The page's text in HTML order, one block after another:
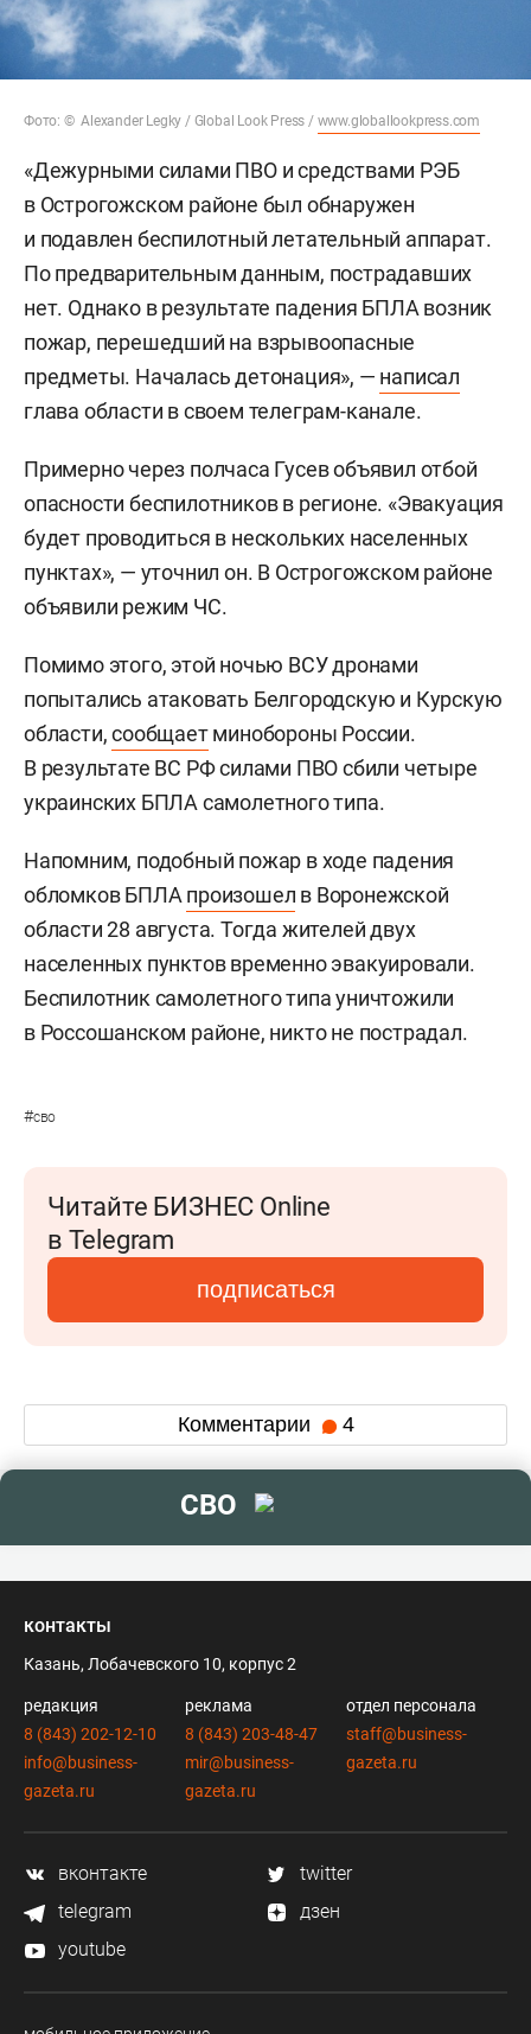
Фото: © Alexander Legky / Global Look Press / www.globallookpress.com
«Дежурными силами ПВО и средствами РЭБ
в Острогожском районе был обнаружен
и подавлен беспилотный летательный аппарат.
По предварительным данным, пострадавших
нет. Однако в результате падения БПЛА возник
пожар, перешедший на взрывоопасные
предметы. Началась детонация», — написал
глава области в своем телеграм-канале.
Примерно через полчаса Гусев объявил отбой
опасности беспилотников в регионе. «Эвакуация
будет проводиться в нескольких населенных
пунктах», — уточнил он. В Острогожском районе
объявили режим ЧС.
Помимо этого, этой ночью ВСУ дронами
попытались атаковать Белгородскую и Курскую
области,сообщаетминобороны России.
В результате ВС РФ силами ПВО сбили четыре
украинских БПЛА самолетного типа.
Напомним, подобный пожар в ходе падения
обломков БПЛА произошел в Воронежской
области 28 августа. Тогда жителей двух
населенных пунктов временно эвакуировали.
Беспилотник самолетного типа уничтожили
в Россошанском районе, никто не пострадал.
#сво
Читайте БИЗНЕС Online
в Telegram
подписаться
Комментарии 4
СВО
контакты
Казань, Лобачевского 10, корпус 2
редакция
8 (843) 202-12-10
info@business-
gazeta.ru
реклама
8 (843) 203-48-47
mir@business-
gazeta.ru
отдел персонала
staff@business-
gazeta.ru
вконтакте
twitter
telegram
дзен
youtube